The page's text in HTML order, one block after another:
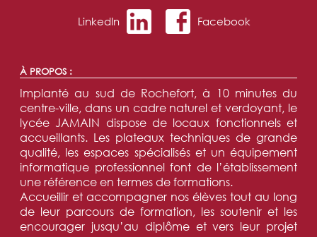
LinkedIn Facebook
À PROPOS :
Implanté au sud de Rochefort, à 10 minutes du
centre-ville, dans un cadre naturel et verdoyant, le
lycée JAMAIN dispose de locaux fonctionnels et
accueillants. Les plateaux techniques de grande
qualité, les espaces spécialisés et un équipement
informatique professionnel font de l’établissement
une référence en termes de formations.
Accueillir et accompagner nos élèves tout au long
de leur parcours de formation, les soutenir et les
encourager jusqu’au diplôme et vers leur projet